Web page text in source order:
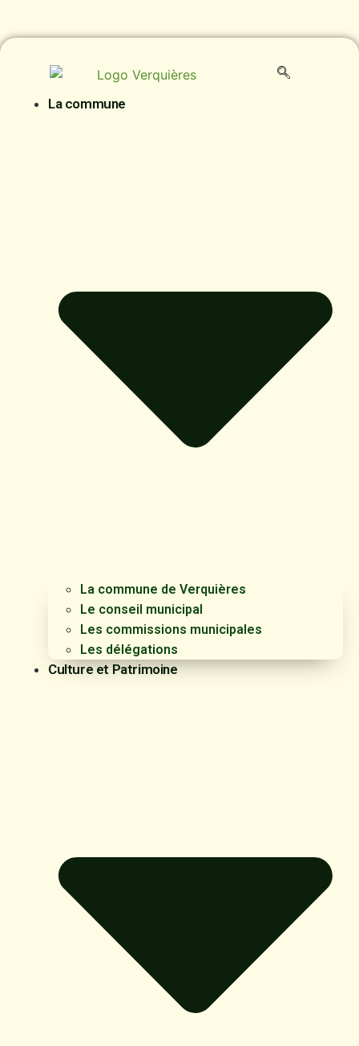
La commune
La commune de Verquières
Le conseil municipal
Les commissions municipales
Les délégations
Culture et Patrimoine